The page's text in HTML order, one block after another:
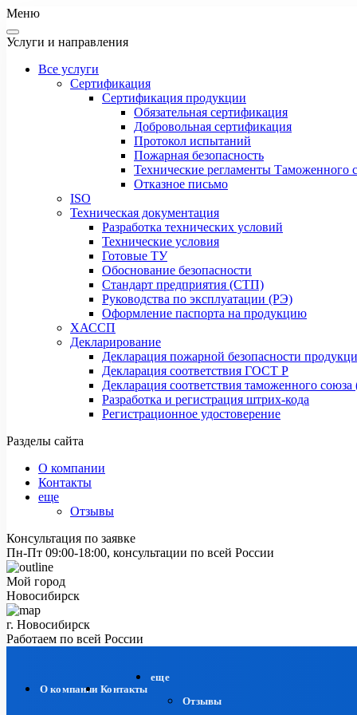
Меню
Услуги и направления
Все услуги
Сертификация
Сертификация продукции
Обязательная сертификация
Добровольная сертификация
Протокол испытаний
Пожарная безопасность
Технические регламенты Таможенного
Отказное письмо
ISO
Техническая документация
Разработка технических условий
Технические условия
Готовые ТУ
Обоснование безопасности
Стандарт предприятия (СТП)
Руководства по эксплуатации (РЭ)
Оформление паспорта на продукцию
ХАССП
Декларирование
Декларация пожарной безопасности
Декларация соответствия ГОСТ Р
Декларация соответствия таможенного
Разработка и регистрация штрих-кода
Регистрационное удостоверение
Разделы сайта
О компании
Контакты
еще
Отзывы
Консультация по заявке
Пн-Пт 09:00-18:00, консультации по всей России
Мой город
Новосибирск
г. Новосибирск
Работаем по всей России
О компании Контакты
еще
Отзывы